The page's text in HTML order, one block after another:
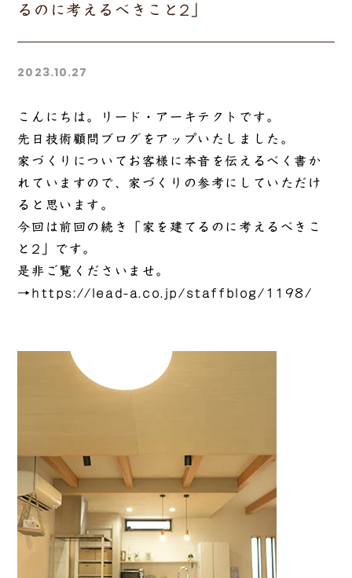
るのに考えるべきこと2」
2023.10.27
こんにちは。リード・アーキテクトです。
先日技術顧問ブログをアップいたしました。
家づくりについてお客様に本音を伝えるべく書か
れていますので、家づくりの参考にしていただけ
ると思います。
今回は前回の続き「家を建てるのに考えるべきこ
と2」です。
是非ご覧くださいませ。
→ https://lead-a.co.jp/staffblog/1198/